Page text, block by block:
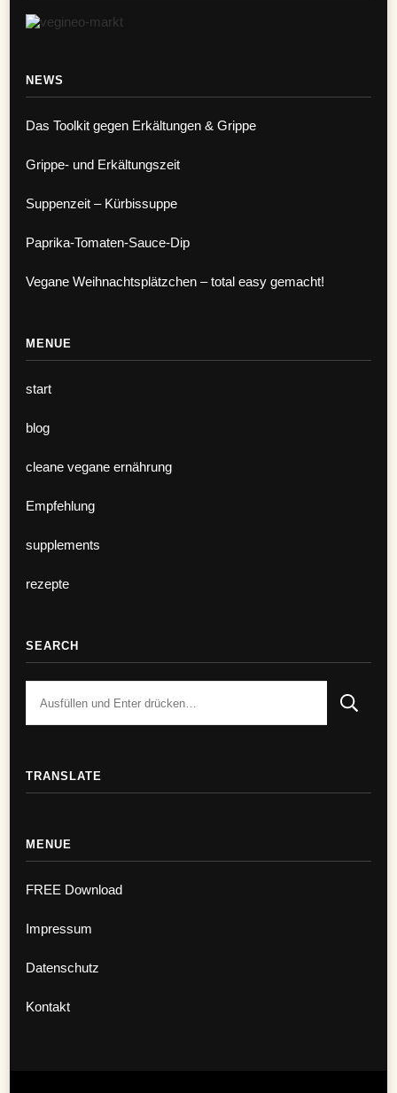
NEWS
Das Toolkit gegen Erkältungen & Grippe
Grippe- und Erkältungszeit
Suppenzeit – Kürbissuppe
Paprika-Tomaten-Sauce-Dip
Vegane Weihnachtsplätzchen – total easy gemacht!
MENUE
start
blog
cleane vegane ernährung
Empfehlung
supplements
rezepte
SEARCH
TRANSLATE
MENUE
FREE Download
Impressum
Datenschutz
Kontakt